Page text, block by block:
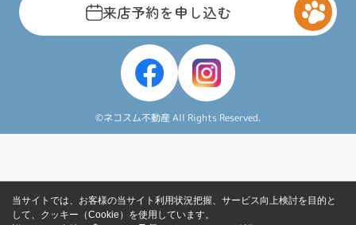
来店予約を申し込む
©ネコスム不動産 All Rights Reserved.
当サイトでは、お客様の当サイト利用状況把握、サービス向上検討を目的と
して、クッキー（Cookie）を使用しています。